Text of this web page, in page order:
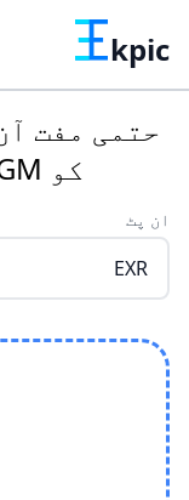
kpic
کو PGM میں تبدیل کریں
ان پٹ
EXR